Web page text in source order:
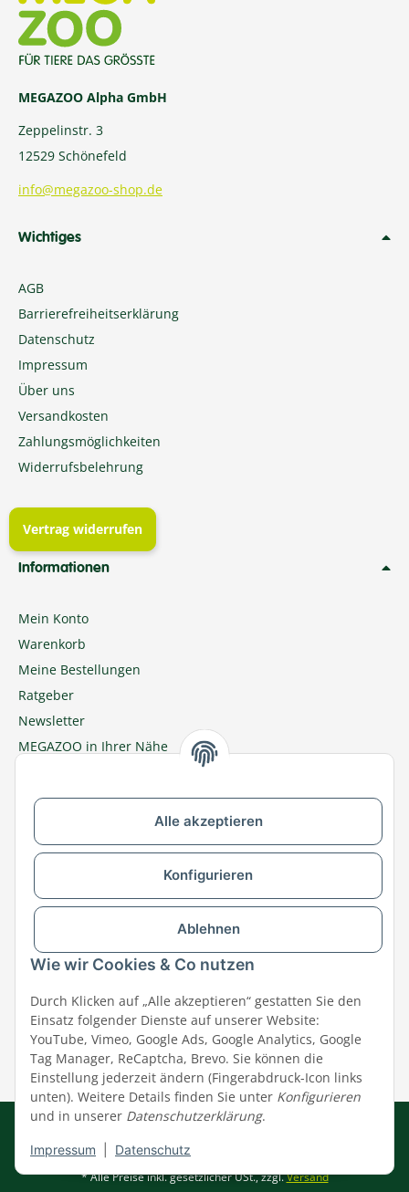
Alle akzeptieren
Konfigurieren
Ablehnen
Wie wir Cookies & Co nutzen
Durch Klicken auf „Alle akzeptieren“ gestatten Sie den
Einsatz folgender Dienste auf unserer Website:
YouTube, Vimeo, Google Ads, Google Analytics, Google
Tag Manager, ReCaptcha, Brevo. Sie können die
Einstellung jederzeit ändern (Fingerabdruck-Icon links
unten). Weitere Details finden Sie unter Konfigurieren
und in unserer Datenschutzerklärung.
Impressum Datenschutz
MEGAZOO Alpha GmbH
Zeppelinstr. 3
12529 Schönefeld
info@megazoo-shop.de
Wichtiges
AGB
Barrierefreiheitserklärung
Datenschutz
Impressum
Über uns
Versandkosten
Zahlungsmöglichkeiten
Widerrufsbelehrung
Vertrag widerrufen
Informationen
Mein Konto
Warenkorb
Meine Bestellungen
Ratgeber
Newsletter
MEGAZOO in Ihrer Nähe
Zu MEGAZOO-nord.de wechseln
Versandpartner & Zahlungsmöglichkeiten
Impressum|AGB|Datenschutz
© MEGAZOO Alpha GmbH
* Alle Preise inkl. gesetzlicher USt., zzgl.Versand